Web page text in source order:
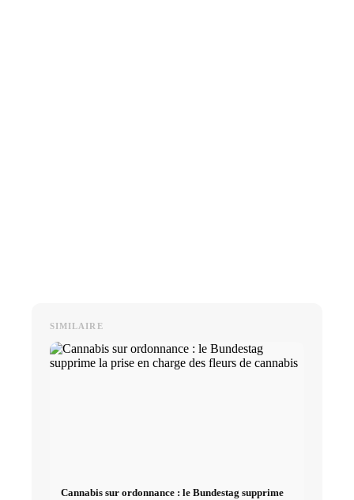
SIMILAIRE
Cannabis sur ordonnance : le Bundestag supprime